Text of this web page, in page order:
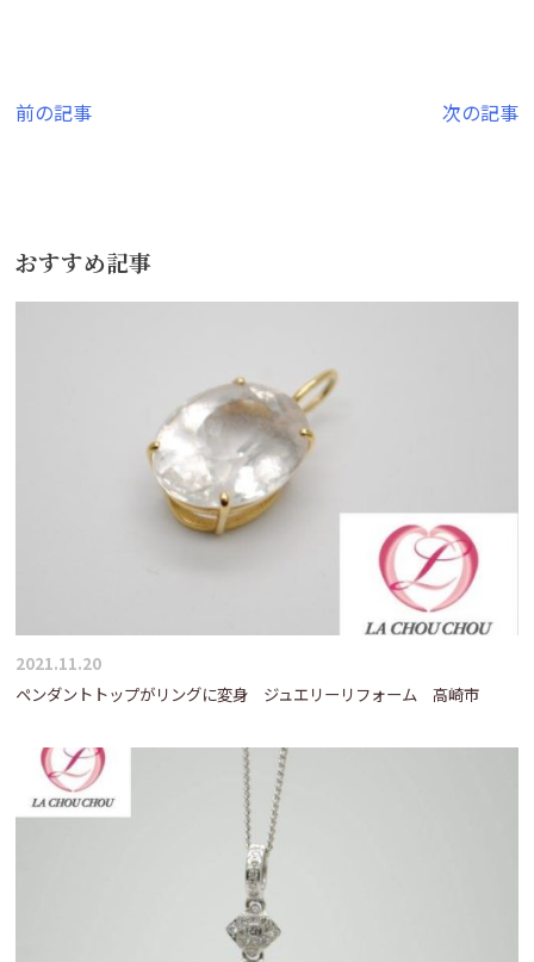
投
ビ
前の記事 次の記事
おすすめ記事
2021.11.20
ペンダントトップがリングに変身 ジュエリーリフォーム 高崎市